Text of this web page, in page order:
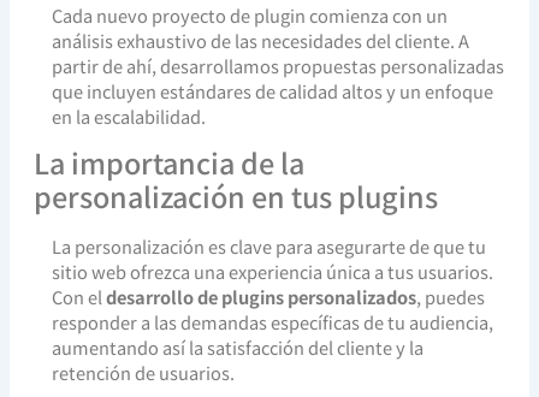
Cada nuevo proyecto de plugin comienza con un
análisis exhaustivo de las necesidades del cliente. A
partir de ahí, desarrollamos propuestas personalizadas
que incluyen estándares de calidad altos y un enfoque
en la escalabilidad.
La importancia de la
personalización en tus plugins
La personalización es clave para asegurarte de que tu
sitio web ofrezca una experiencia única a tus usuarios.
Con eldesarrollo de plugins personalizados, puedes
responder a las demandas específicas de tu audiencia,
aumentando así la satisfacción del cliente y la
retención de usuarios.